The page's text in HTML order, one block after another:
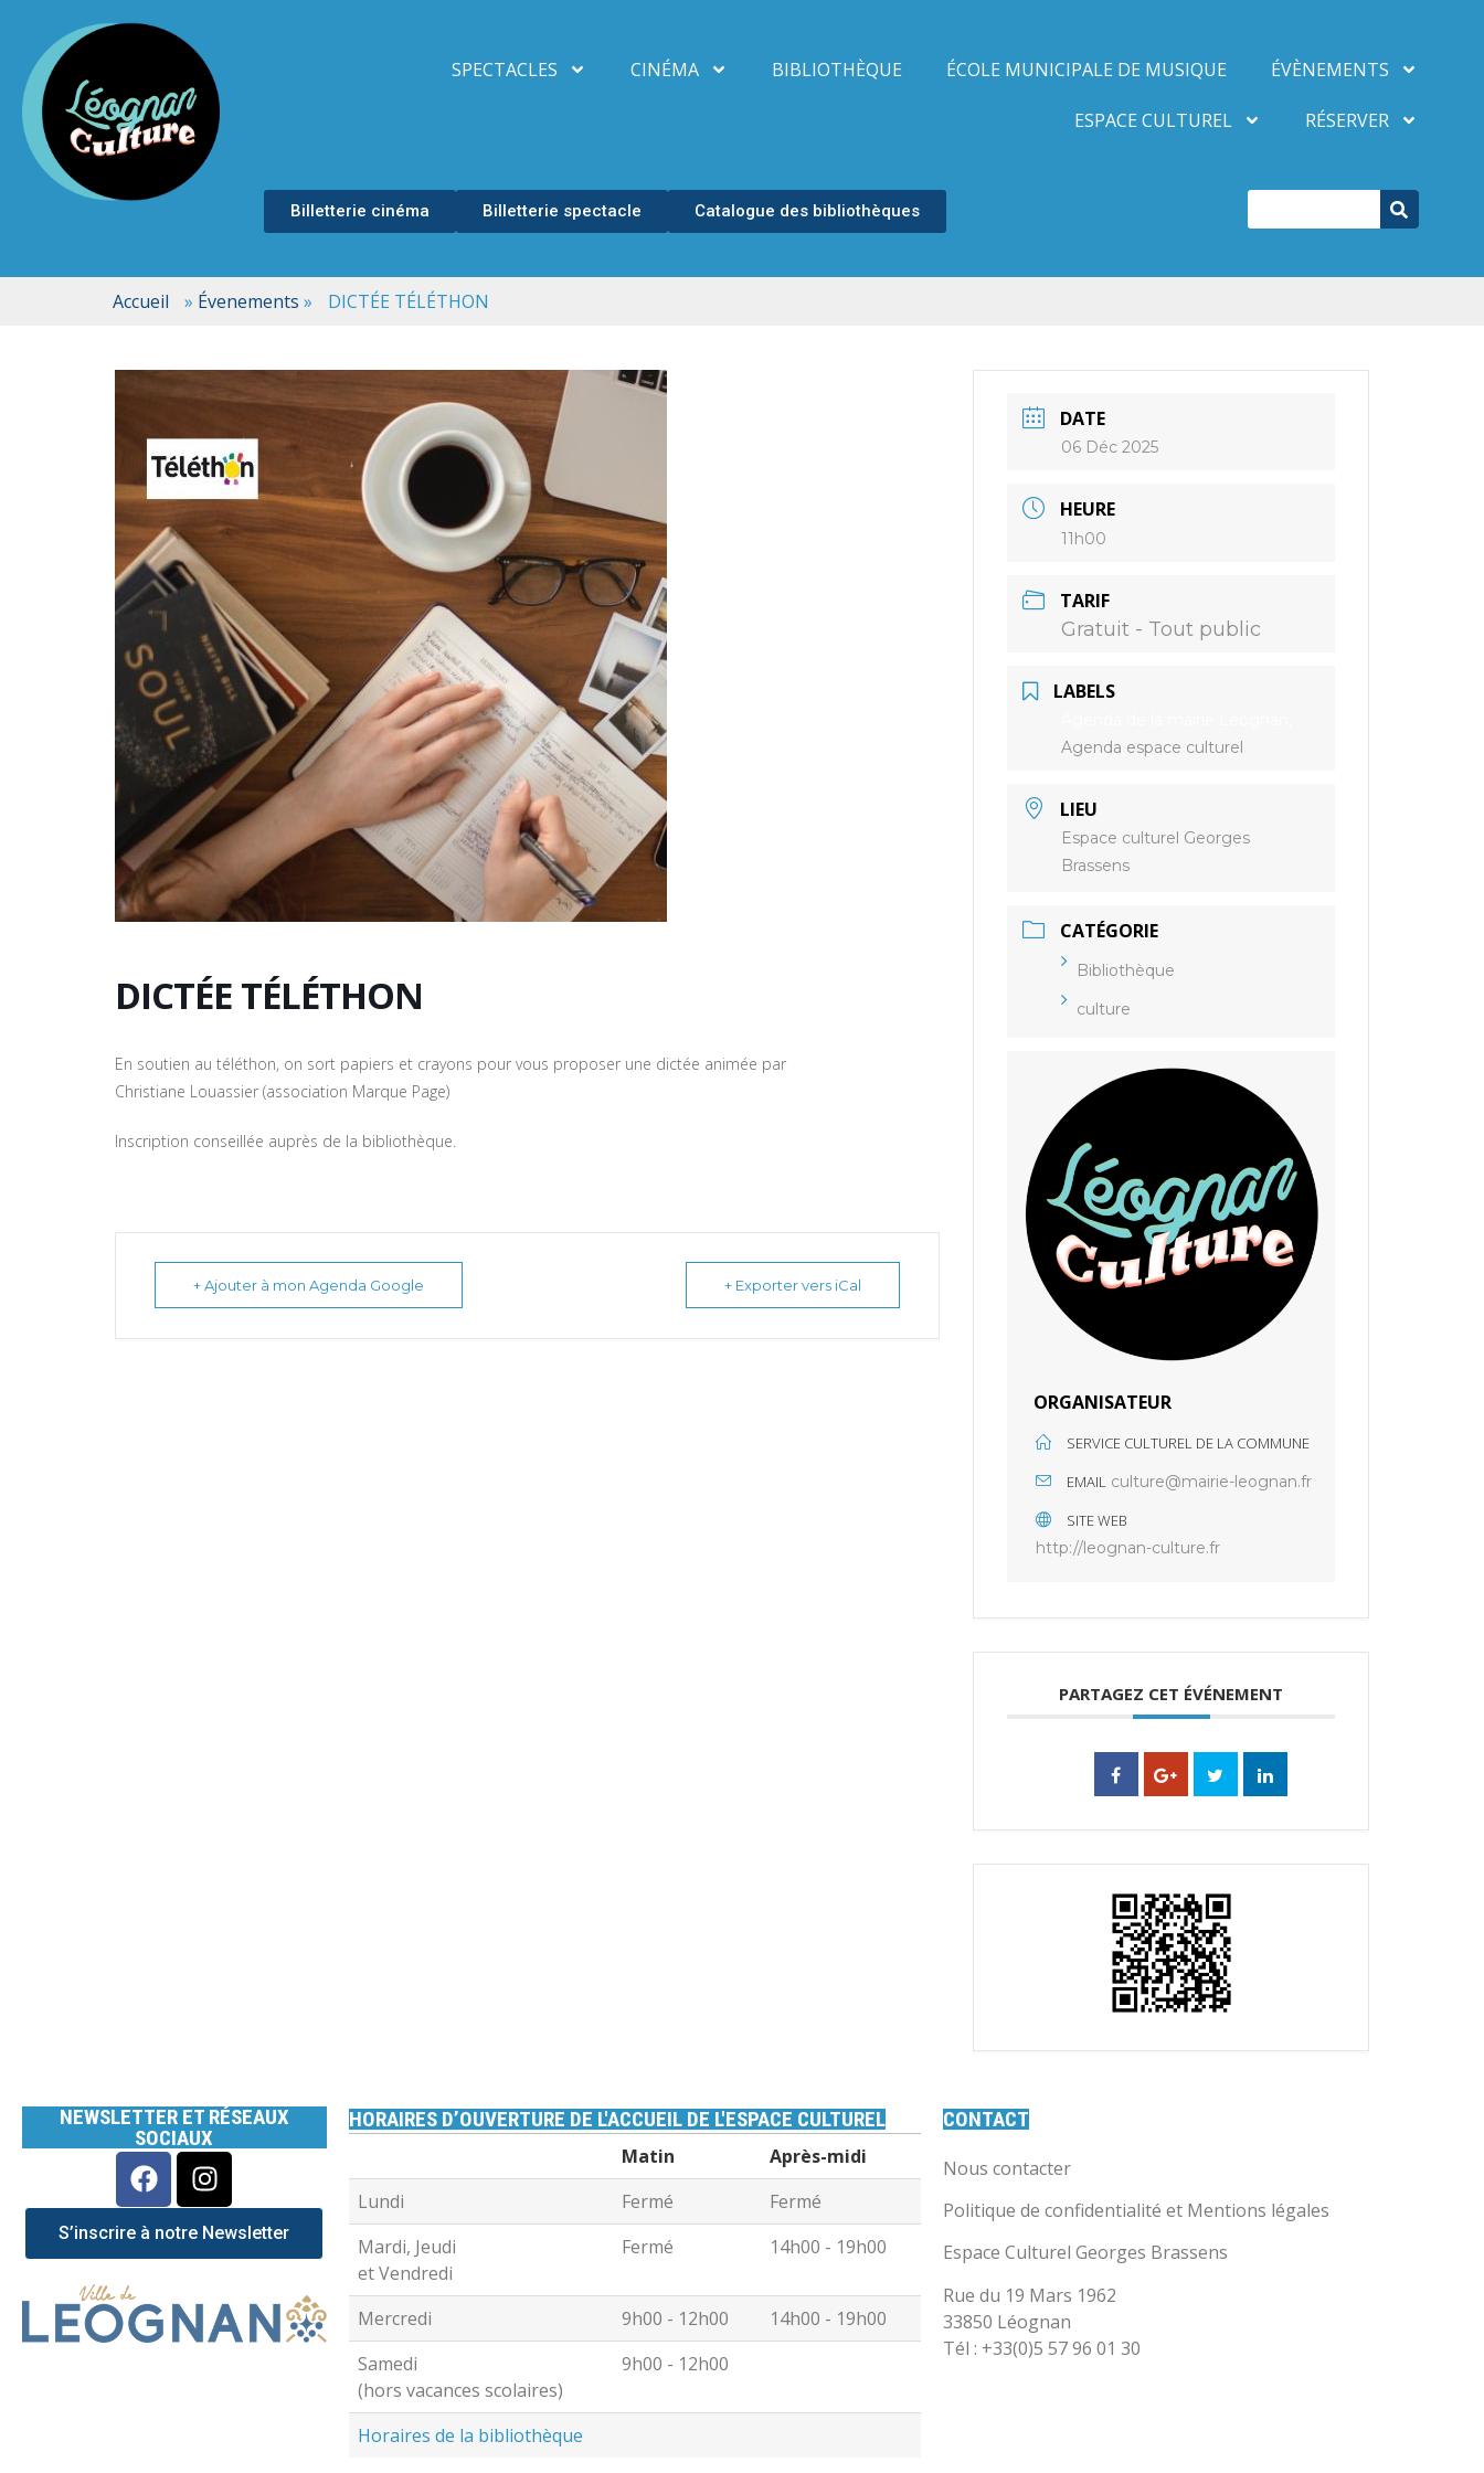
SPECTACLES CINÉMA BIBLIOTHÈQUE ÉCOLE MUNICIPALE DE MUSIQUE ÉVÈNEMENTS
ESPACE CULTUREL RÉSERVER
Billetterie cinéma Billetterie spectacle Catalogue des bibliothèques
Accueil » Évenements » DICTÉE TÉLÉTHON
DICTÉE TÉLÉTHON
En soutien au téléthon, on sort papiers et crayons pour vous proposer une dictée animée par
Christiane Louassier (association Marque Page)
Inscription conseillée auprès de la bibliothèque.
+ Ajouter à mon Agenda Google + Exporter vers iCal
DATE
06 Déc 2025
HEURE
11h00
TARIF
Gratuit - Tout public
LABELS
Agenda espace culturel
LIEU
Espace culturel Georges
Brassens
CATÉGORIE
Bibliothèque
culture
ORGANISATEUR
SERVICE CULTUREL DE LA COMMUNE
EMAIL culture@mairie-leognan.fr
SITE WEB
http://leognan-culture.fr
PARTAGEZ CET ÉVÉNEMENT
NEWSLETTER ET RÉSEAUX
SOCIAUX
S’inscrire à notre Newsletter
HORAIRES D’OUVERTURE DE L'ACCUEIL DE L'ESPACE CULTUREL
Matin
Après-midi
Lundi
Fermé
Fermé
Mardi, Jeudi
et Vendredi
Fermé 14h00 - 19h00
Mercredi 9h00 - 12h00
14h00 - 19h00
Samedi
(hors vacances scolaires)
9h00 - 12h00
Horaires de la bibliothèque
CONTACT
Nous contacter
Politique de confidentialité et Mentions légales
Espace Culturel Georges Brassens
Rue du 19 Mars 1962
33850 Léognan
Tél : +33(0)5 57 96 01 30